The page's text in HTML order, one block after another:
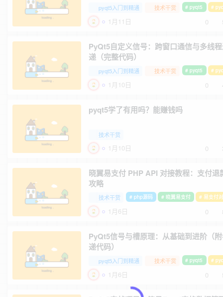
pyqt5入门到精通 技术干货 # pyqt5 #
1月11日 0
PyQt5自定义信号：跨窗口通信与多线
递（完整代码）
pyqt5入门到精通 技术干货 # pyqt5 #
1月10日 0
pyqt5学了有用吗？能赚钱吗
技术干货
1月10日 0
晓翼易支付 PHP API 对接教程：支付退
攻略
技术干货 # php源码 # 晓翼易支付 # 易支付
1月6日 0
PyQt5信号与槽原理：从基础到进阶（
递代码）
pyqt5入门到精通 技术干货 # pyqt5 #
1月6日 0